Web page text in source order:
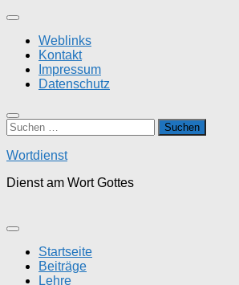
Zum
springenWeblinks
Kontakt
Impressum
Datenschutz
Suchen
nach:
Wortdienst
Dienst am Wort Gottes
Startseite
Beiträge
Lehre